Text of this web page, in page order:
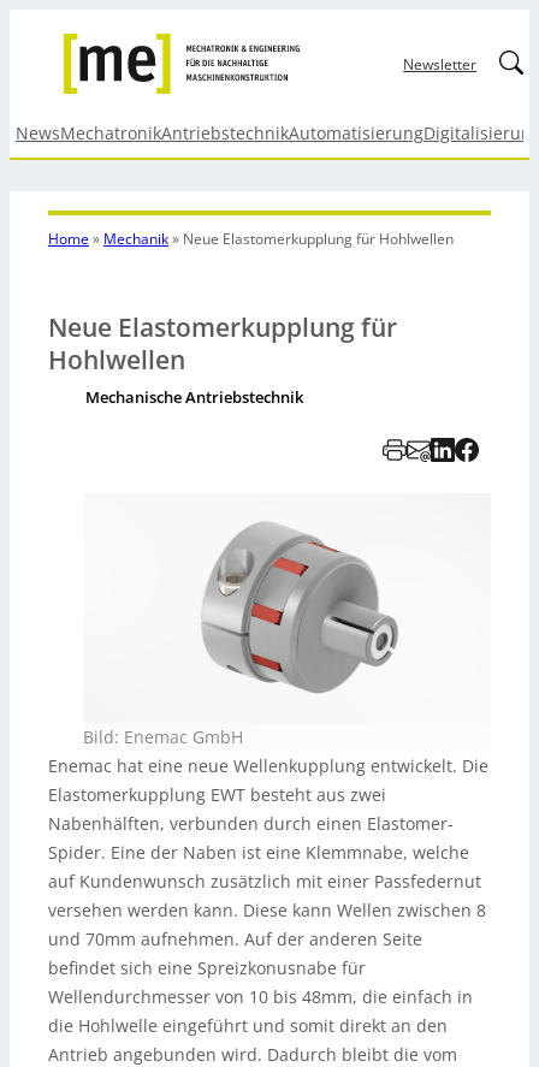
Newsletter
NewsMechatronikAntriebstechnikAutomatisierung
Home» Mechanik» Neue Elastomerkupplung für Hohlwellen
Neue Elastomerkupplung für
Hohlwellen
Mechanische Antriebstechnik
Bild: Enemac GmbH
Enemac hat eine neue Wellenkupplung entwickelt. Die
Elastomerkupplung EWT besteht aus zwei
Nabenhälften, verbunden durch einen Elastomer-
Spider. Eine der Naben ist eine Klemmnabe, welche
auf Kundenwunsch zusätzlich mit einer Passfedernut
versehen werden kann. Diese kann Wellen zwischen 8
und 70mm aufnehmen. Auf der anderen Seite
befindet sich eine Spreizkonusnabe für
Wellendurchmesser von 10 bis 48mm, die einfach in
die Hohlwelle eingeführt und somit direkt an den
Antrieb angebunden wird. Dadurch bleibt die vom